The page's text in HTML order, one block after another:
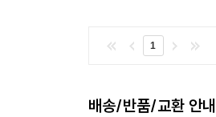
1
배송/반품/교환 안내